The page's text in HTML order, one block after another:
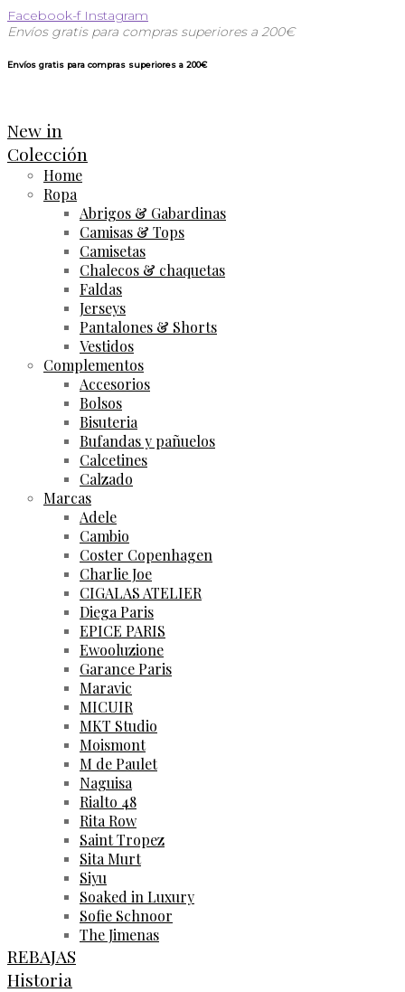
Facebook-f Instagram
Envíos gratis para compras superiores a 200€
Envíos gratis para compras superiores a 200€
New in
Colección
Home
Ropa
Abrigos & Gabardinas
Camisas & Tops
Camisetas
Chalecos & chaquetas
Faldas
Jerseys
Pantalones & Shorts
Vestidos
Complementos
Accesorios
Bolsos
Bisuteria
Bufandas y pañuelos
Calcetines
Calzado
Marcas
Adele
Cambio
Coster Copenhagen
Charlie Joe
CIGALAS ATELIER
Diega Paris
EPICE PARIS
Ewooluzione
Garance Paris
Maravic
MICUIR
MKT Studio
Moismont
M de Paulet
Naguisa
Rialto 48
Rita Row
Saint Tropez
Sita Murt
Siyu
Soaked in Luxury
Sofie Schnoor
The Jimenas
REBAJAS
Historia